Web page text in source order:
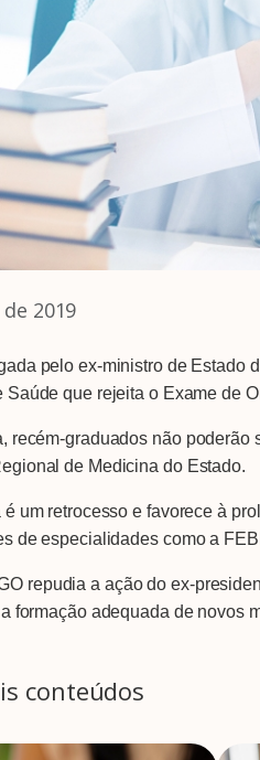
2019
pelo ex-ministro de Estado
Saúde que rejeita o Exame de
recém-graduados não
de Medicina do Estado.
é um retrocesso e favorece à
de especialidades como a
repudia a ação do ex-
formação adequada de novos
conteúdos